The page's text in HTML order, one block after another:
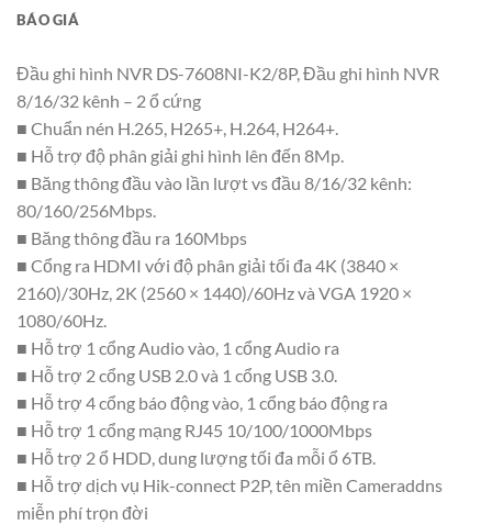
BÁO GIÁ
Đầu ghi hình NVR DS-7608NI-K2/8P, Đầu ghi hình NVR
8/16/32 kênh – 2 ổ cứng
■ Chuẩn nén H.265, H265+, H.264, H264+.
■ Hỗ trợ độ phân giải ghi hình lên đến 8Mp.
■ Băng thông đầu vào lần lượt vs đầu 8/16/32 kênh:
80/160/256Mbps.
■ Băng thông đầu ra 160Mbps
■ Cổng ra HDMI với độ phân giải tối đa 4K (3840 ×
2160)/30Hz, 2K (2560 × 1440)/60Hz và VGA 1920 ×
1080/60Hz.
■ Hỗ trợ 1 cổng Audio vào, 1 cổng Audio ra
■ Hỗ trợ 2 cổng USB 2.0 và 1 cổng USB 3.0.
■ Hỗ trợ 4 cổng báo động vào, 1 cổng báo động ra
■ Hỗ trợ 1 cổng mạng RJ45 10/100/1000Mbps
■ Hỗ trợ 2 ổ HDD, dung lượng tối đa mỗi ổ 6TB.
■ Hỗ trợ dịch vụ Hik-connect P2P, tên miền Cameraddns
miễn phí trọn đời